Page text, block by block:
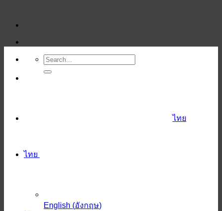
เนื้อหา
ไทย
ไทย
English (อังกฤษ)